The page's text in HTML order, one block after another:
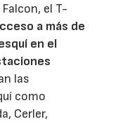
el T-
a más de
en el
las
como
Cerler,